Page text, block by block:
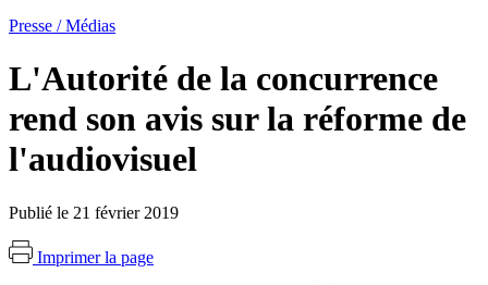
Presse / Médias
L'Autorité de la concurrence
rend son avis sur la réforme de
l'audiovisuel
Publié le 21 février 2019
Imprimer la page